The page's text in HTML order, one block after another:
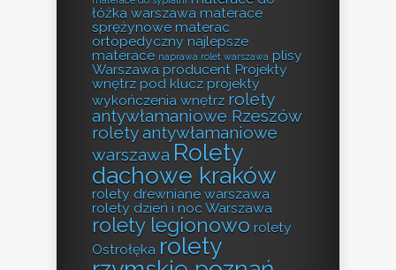
łóżka warszawa materace
sprężynowe materac
ortopedyczny najlepsze
materace naprawa rolet warszawa plisy
Warszawa producent Projekty
wnętrz pod klucz projekty
wykończenia wnętrz rolety
antywłamaniowe Rzeszów
rolety antywłamaniowe
warszawa Rolety
dachowe kraków
rolety drewniane warszawa
rolety dzień i noc Warszawa
rolety legionowo rolety
Ostrołęka rolety